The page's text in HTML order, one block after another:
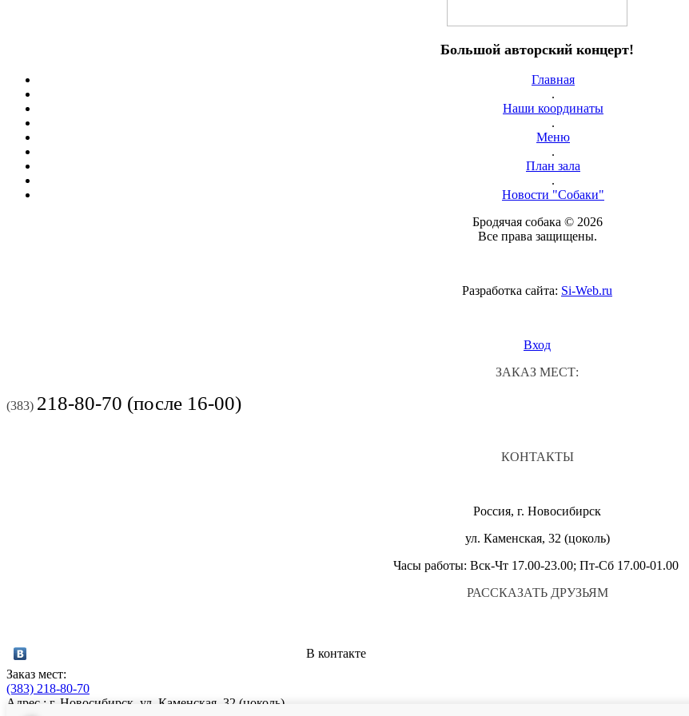
Большой авторский концерт!
Главная
.
Наши координаты
.
Меню
.
План зала
.
Новости "Собаки"
Бродячая собака © 2026
Все права защищены.
Разработка сайта: Si-Web.ru
Вход
ЗАКАЗ МЕСТ:
(383) 218-80-70 (после 16-00)
КОНТАКТЫ
Россия, г. Новосибирск
ул. Каменская, 32 (цоколь)
Часы работы: Вск-Чт 17.00-23.00; Пт-Сб 17.00-01.00
РАССКАЗАТЬ ДРУЗЬЯМ
В контакте
Заказ мест:
(383) 218-80-70
Адрес : г. Новосибирск, ул. Каменская, 32 (цоколь)